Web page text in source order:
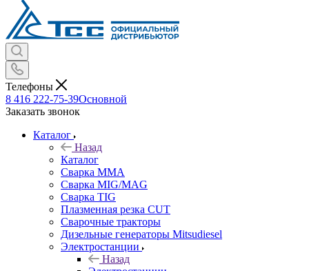
Телефоны
8 416 222-75-39Основной
Заказать звонок
Каталог
Назад
Каталог
Сварка MMA
Сварка MIG/MAG
Сварка TIG
Плазменная резка CUT
Сварочные тракторы
Дизельные генераторы Mitsudiesel
Электростанции
Назад